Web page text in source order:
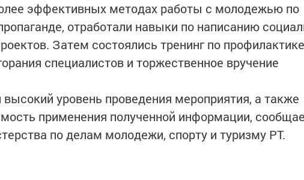
эффективных методах работы с молодежью по
отработали навыки по написанию
Затем состоялись тренинг по профилактике
специалистов и торжественное вручение
уровень проведения мероприятия, а также
применения полученной информации,
по делам молодежи, спорту и туризму РТ.